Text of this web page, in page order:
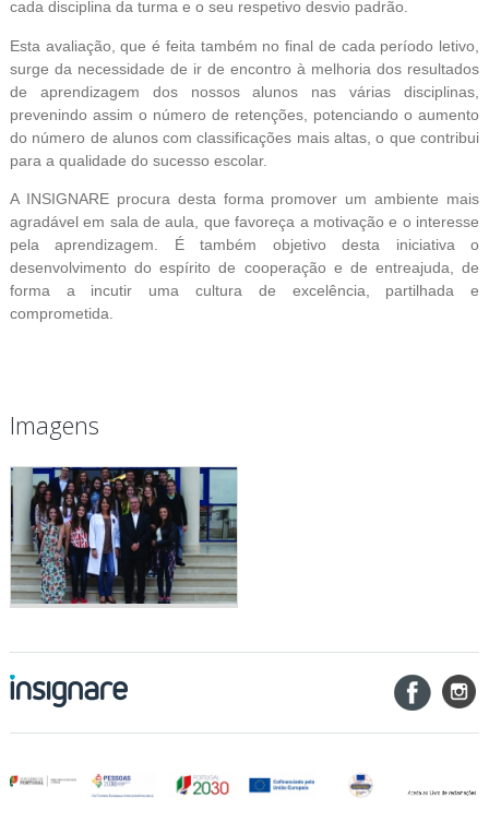
cada disciplina da turma e o seu respetivo desvio padrão.
Esta avaliação, que é feita também no final de cada período letivo,
surge da necessidade de ir de encontro à melhoria dos resultados
de aprendizagem dos nossos alunos nas várias disciplinas,
prevenindo assim o número de retenções, potenciando o aumento
do número de alunos com classificações mais altas, o que contribui
para a qualidade do sucesso escolar.
A INSIGNARE procura desta forma promover um ambiente mais
agradável em sala de aula, que favoreça a motivação e o interesse
pela aprendizagem. É também objetivo desta iniciativa o
desenvolvimento do espírito de cooperação e de entreajuda, de
forma a incutir uma cultura de excelência, partilhada e
comprometida.
Imagens